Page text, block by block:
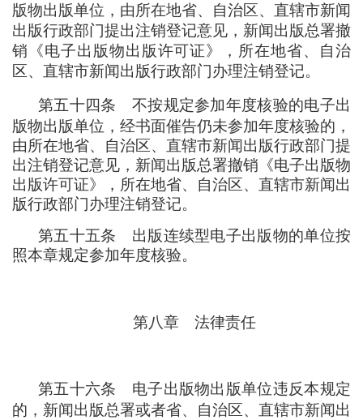
版物出版单位 ， 由所在地省、自治区、直辖市新闻
出版行政部门提出注销登记意见 ， 新闻出版总署撤
销《电子出版物出版许可证》
， 所在地省、自治
区、直辖市新闻出版行政部门办理注销登记。
第五十四条 不按规定参加年度核验的电子出
版物出版单位 ， 经书面催告仍未参加年度核验的 ，
由所在地省、自治区、直辖市新闻出版行政部门提
出注销登记意见 ， 新闻出版总署撤销《电子出版物
出版许可证》
， 所在地省、自治区、直辖市新闻出
版行政部门办理注销登记。
第五十五条 出版连续型电子出版物的单位按
照本章规定参加年度核验。
第八章 法律责任
第五十六条 电子出版物出版单位违反本规定
的 ， 新闻出版总署或者省、自治区、直辖市新闻出